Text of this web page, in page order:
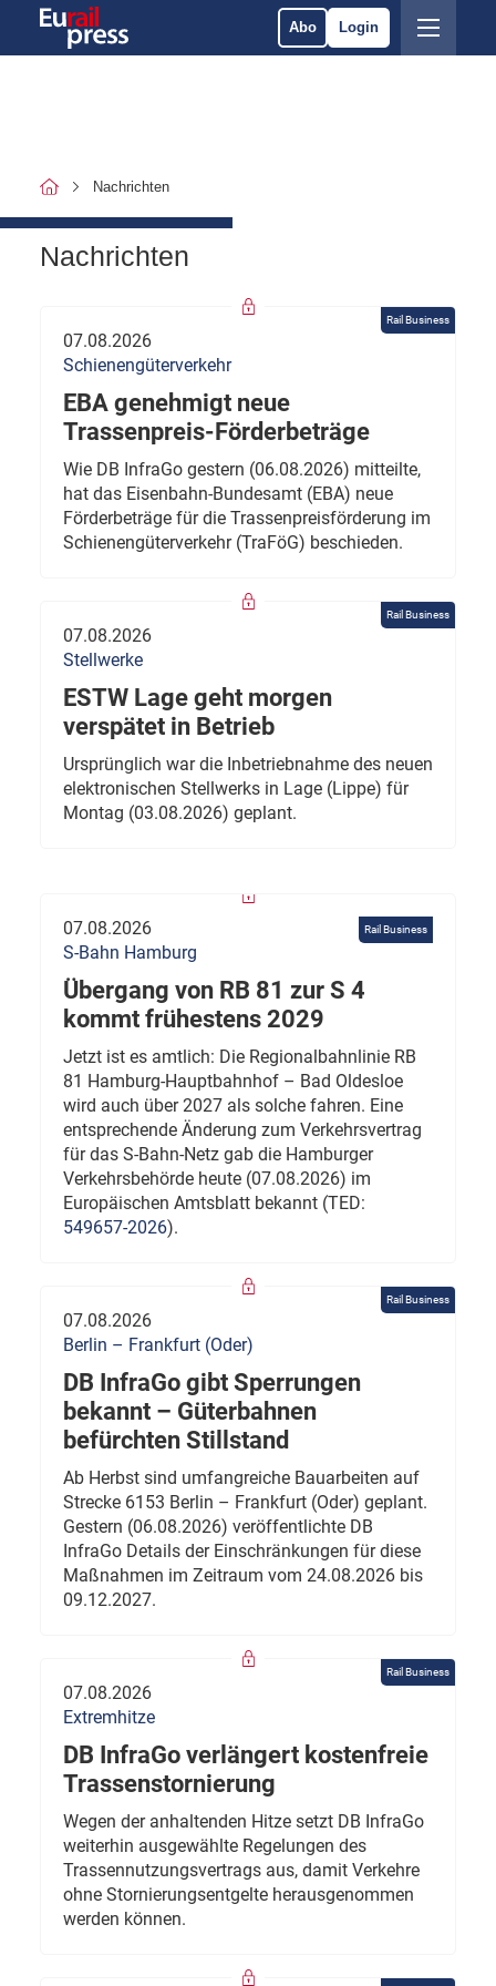
Abo Login
Nachrichten
Nachrichten
Rail Business
07.08.2026
Schienengüterverkehr
EBA genehmigt neue
Trassenpreis-Förderbeträge
Wie DB InfraGo gestern (06.08.2026) mitteilte,
hat das Eisenbahn-Bundesamt (EBA) neue
Förderbeträge für die Trassenpreisförderung im
Schienengüterverkehr (TraFöG) beschieden.
Rail Business
07.08.2026
Stellwerke
ESTW Lage geht morgen
verspätet in Betrieb
Ursprünglich war die Inbetriebnahme des neuen
elektronischen Stellwerks in Lage (Lippe) für
Montag (03.08.2026) geplant.
Rail Business
07.08.2026
S-Bahn Hamburg
Übergang von RB 81 zur S 4
kommt frühestens 2029
Jetzt ist es amtlich: Die Regionalbahnlinie RB
81 Hamburg-Hauptbahnhof – Bad Oldesloe
wird auch über 2027 als solche fahren. Eine
entsprechende Änderung zum Verkehrsvertrag
für das S-Bahn-Netz gab die Hamburger
Verkehrsbehörde heute (07.08.2026) im
Europäischen Amtsblatt bekannt (TED:
549657-2026).
Rail Business
07.08.2026
Berlin – Frankfurt (Oder)
DB InfraGo gibt Sperrungen
bekannt – Güterbahnen
befürchten Stillstand
Ab Herbst sind umfangreiche Bauarbeiten auf
Strecke 6153 Berlin – Frankfurt (Oder) geplant.
Gestern (06.08.2026) veröffentlichte DB
InfraGo Details der Einschränkungen für diese
Maßnahmen im Zeitraum vom 24.08.2026 bis
09.12.2027.
Rail Business
07.08.2026
Extremhitze
DB InfraGo verlängert kostenfreie
Trassenstornierung
Wegen der anhaltenden Hitze setzt DB InfraGo
weiterhin ausgewählte Regelungen des
Trassennutzungsvertrags aus, damit Verkehre
ohne Stornierungsentgelte herausgenommen
werden können.